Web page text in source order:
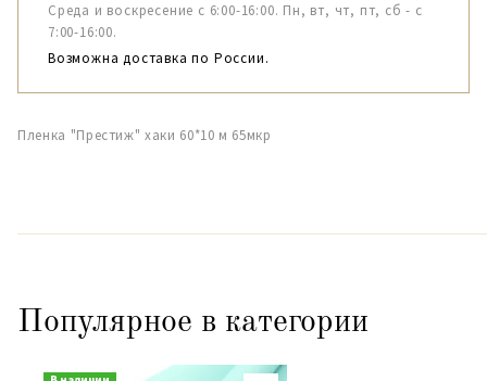
Среда и воскресение с 6:00-16:00. Пн, вт, чт, пт, сб - с
7:00-16:00.
Возможна доставка по России.
Пленка "Престиж" хаки 60*10 м 65мкр
Популярное в категории